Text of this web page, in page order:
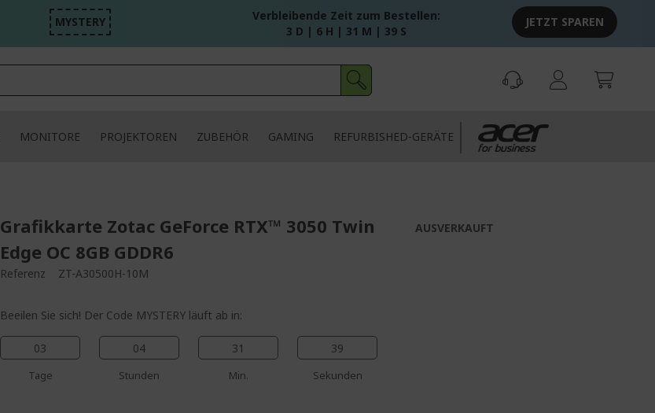
MYSTERY
Verbleibende Zeit zum Bestellen:
3 D | 6 H | 31 M | 39 S
JETZT SPAREN
MONITORE PROJEKTOREN ZUBEHÖR GAMING REFURBISHED-GERÄTE
Grafikkarte Zotac GeForce RTX™ 3050 Twin
Edge OC 8GB GDDR6
Referenz ZT-A30500H-10M
Beeilen Sie sich! Der Code MYSTERY läuft ab in:
03
Tage
04
Stunden
31
Min.
39
Sekunden
AUSVERKAUFT